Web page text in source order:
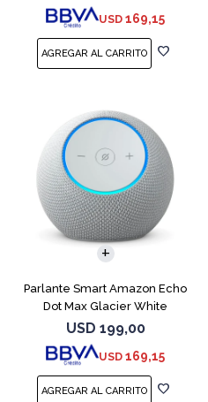
USD 169,15
Parlante Smart Amazon Echo
Dot Max Glacier White
USD 199,00
USD 169,15